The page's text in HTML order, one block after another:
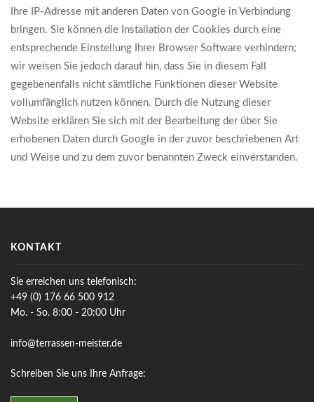
Ihre IP-Adresse mit anderen Daten von Google in Verbindung
bringen. Sie können die Installation der Cookies durch eine
entsprechende Einstellung Ihrer Browser Software verhindern;
wir weisen Sie jedoch darauf hin, dass Sie in diesem Fall
gegebenenfalls nicht sämtliche Funktionen dieser Website
vollumfänglich nutzen können. Durch die Nutzung dieser
Website erklären Sie sich mit der Bearbeitung der über Sie
erhobenen Daten durch Google in der zuvor beschriebenen Art
und Weise und zu dem zuvor benannten Zweck einverstanden.
KONTAKT
Sie erreichen uns telefonisch:
+49 (0) 176 66 500 912
Mo. - So. 8:00 - 20:00 Uhr
info@terrassen-meister.de
Schreiben Sie uns Ihre Anfrage: